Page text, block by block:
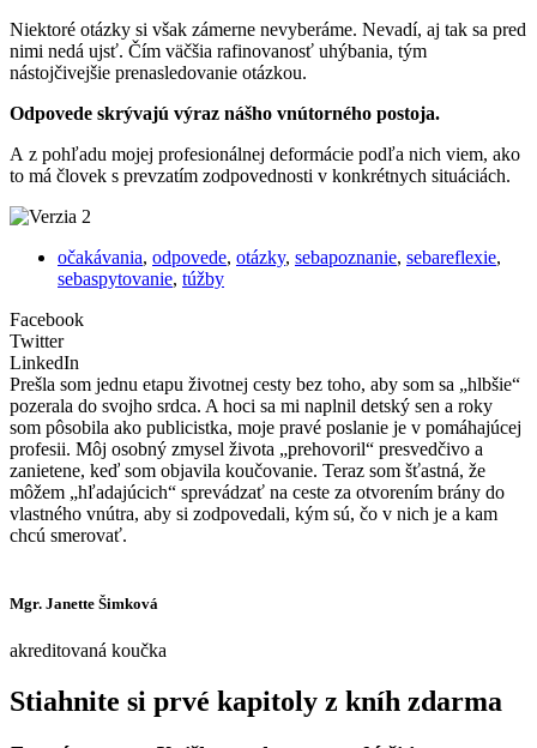
Niektoré otázky si však zámerne nevyberáme. Nevadí, aj tak sa pred
nimi nedá ujsť. Čím väčšia rafinovanosť uhýbania, tým
nástojčivejšie prenasledovanie otázkou.
Odpovede skrývajú výraz nášho vnútorného postoja.
A z pohľadu mojej profesionálnej deformácie podľa nich viem, ako
to má človek s prevzatím zodpovednosti v konkrétnych situáciách.
očakávania, odpovede, otázky, sebapoznanie, sebareflexie,
sebaspytovanie, túžby
Facebook
Twitter
LinkedIn
Prešla som jednu etapu životnej cesty bez toho, aby som sa „hlbšie“
pozerala do svojho srdca. A hoci sa mi naplnil detský sen a roky
som pôsobila ako publicistka, moje pravé poslanie je v pomáhajúcej
profesii. Môj osobný zmysel života „prehovoril“ presvedčivo a
zanietene, keď som objavila koučovanie. Teraz som šťastná, že
môžem „hľadajúcich“ sprevádzať na ceste za otvorením brány do
vlastného vnútra, aby si zodpovedali, kým sú, čo v nich je a kam
chcú smerovať.
Mgr. Janette Šimková
akreditovaná koučka
Stiahnite si prvé kapitoly z kníh zdarma